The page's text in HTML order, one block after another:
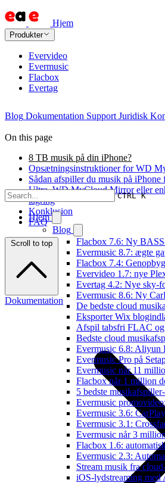
Hjem
Produkter
Evervideo
Evermusic
Flacbox
Evertag
Blog Dokumentation Support Juridisk
CTRL K
Hjem
Blog
Flacbox 7.6: Ny
Evermusic 8.7: ægte
Flacbox 7.4:
Evervideo 1.7: nye
Evertag 4.2: Nye sky-
Evermusic 8.6: Ny
De bedste cloud
Eksporter Wix
Afspil tabsfri FLAC
Bedste cloud
Evermusic 6.8: Aliyun
Evermusic Pro på
Evermusic når 11
Flacbox når 1 million
5 bedste
Evermusic
Evermusic 3.6:
Evermusic 3.1:
Evermusic når 3
Flacbox 1.6:
Evermusic 2.3:
Stream musik fra
iOS-lydstreaming med
On this page
8 TB musik på din iPhone?
Opsætningsinstruktioner for WD
Sådan afspiller du musik på
Ultra, WD MyCloud Mirror eller
lagring
Konklusion
FAQ
Scroll to top
Dokumentation